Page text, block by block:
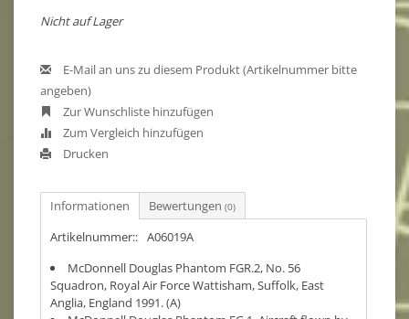
Nicht auf Lager
E-Mail an uns zu diesem Produkt (Artikelnummer bitte
angeben)
Zur Wunschliste hinzufügen
Zum Vergleich hinzufügen
Drucken
Informationen Bewertungen (0)
Artikelnummer:: A06019A
McDonnell Douglas Phantom FGR.2, No. 56
Squadron, Royal Air Force Wattisham, Suffolk, East
Anglia, England 1991. (A)